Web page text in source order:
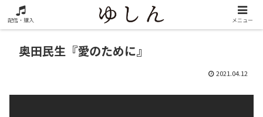
奥田民生『愛のために』
2021.04.12
配信・購入 メニュー